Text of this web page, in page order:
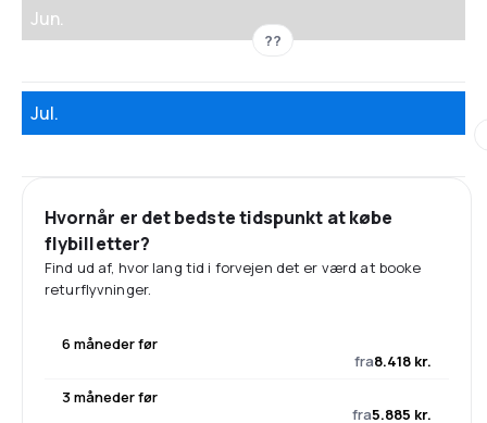
Jun.
??
Jul.
Hvornår er det bedste tidspunkt at købe
flybilletter?
Find ud af, hvor lang tid i forvejen det er værd at booke
returflyvninger.
6 måneder før
fra8.418 kr.
3 måneder før
fra5.885 kr.